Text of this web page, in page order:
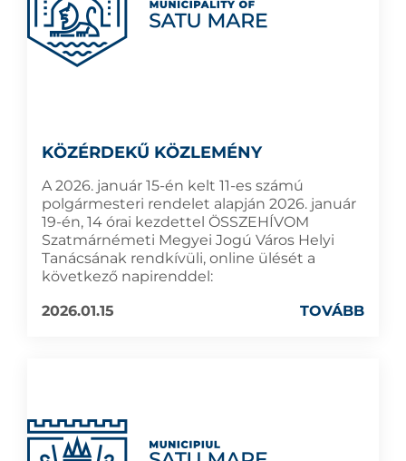
KÖZÉRDEKŰ KÖZLEMÉNY
A 2026. január 15-én kelt 11-es számú
polgármesteri rendelet alapján 2026. január
19-én, 14 órai kezdettel ÖSSZEHÍVOM
Szatmárnémeti Megyei Jogú Város Helyi
Tanácsának rendkívüli, online ülését a
következő napirenddel:
2026.01.15
TOVÁBB